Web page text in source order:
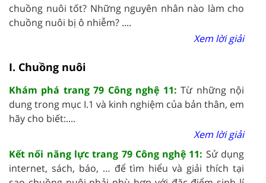
chuồng nuôi tốt? Những nguyên nhân nào làm cho
chuồng nuôi bị ô nhiễm? ....
Xem lời giải
I. Chuồng nuôi
Khám phá trang 79 Công nghệ 11:Từ những nội
dung trong mục I.1 và kinh nghiệm của bản thân, em
hãy cho biết:....
Xem lời giải
Kết nối năng lực trang 79 Công nghệ 11: Sử dụng
internet, sách, báo, … để tìm hiểu và giải thích tại